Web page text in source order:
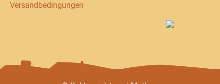
Versandbedingungen